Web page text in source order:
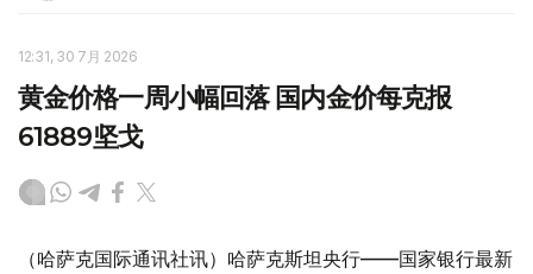
12:31, 30 7月 2026
黄金价格一周小幅回落 国内金价每克报
61889坚戈
（哈萨克国际通讯社讯）哈萨克斯坦央行——国家银行最新